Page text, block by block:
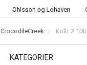
Ohlsson og Lohaven
CrocodileCreek Kolli: 2
KATEGORIER